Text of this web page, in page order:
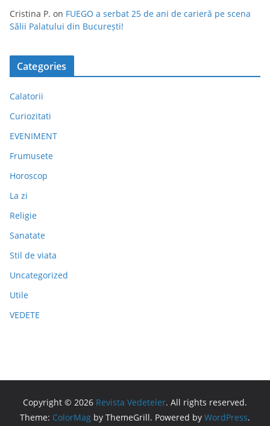
Cristina P. on FUEGO a serbat 25 de ani de carieră pe scena
Sălii Palatului din București!
Categories
Calatorii
Curiozitati
EVENIMENT
Frumusete
Horoscop
La zi
Religie
Sanatate
Stil de viata
Uncategorized
Utile
VEDETE
Copyright © 2026 Revista Vedeteler. All rights reserved.
Theme: ColorMag by ThemeGrill. Powered by WordPress.